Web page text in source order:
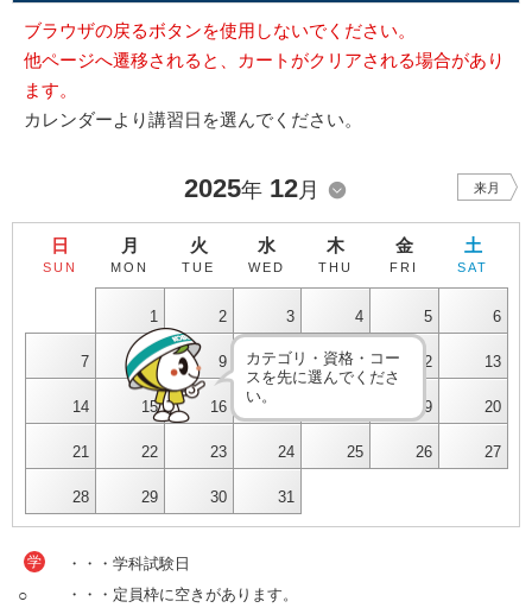
ブラウザの戻るボタンを使用しないでください。
他ページへ遷移されると、カートがクリアされる場合があり
ます。
カレンダーより講習日を選んでください。
2025年 12月 来月
日
SUN
月
MON
火
TUE
水
WED
木
THU
金
FRI
土
SAT
1 2 3 4 5 6
7 8 9 10 11 12 13
14 15 16 19 20
21 22 23 24 25 26 27
28 29 30 31
カテゴリ・資格・コー
スを先に選んでくださ
い。
学 ・・・学科試験日
○ ・・・定員枠に空きがあります。